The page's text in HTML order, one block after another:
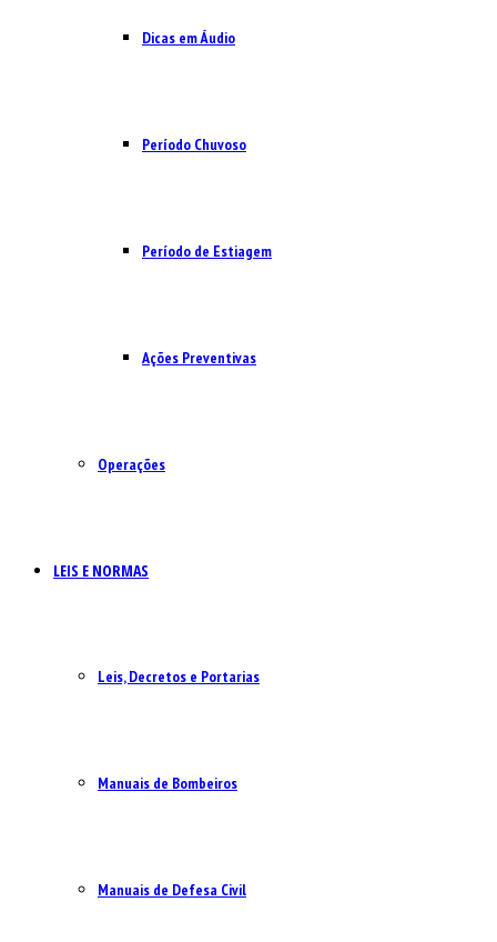
Dicas em Áudio
Período Chuvoso
Período de Estiagem
Ações Preventivas
Operações
LEIS E NORMAS
Leis, Decretos e Portarias
Manuais de Bombeiros
Manuais de Defesa Civil